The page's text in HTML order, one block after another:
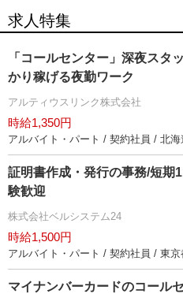
求人特集
「コールセンター」深夜スタ
かり稼げる夜勤ワーク
アルティウスリンク株式会社
時給1,350円
アルバイト・パート / 契約社員 / 北海
証明書作成・発行の事務/短期
験歓迎
株式会社ベルシステム24
時給1,500円
アルバイト・パート / 契約社員 / 東京
マイナンバーカードのコール